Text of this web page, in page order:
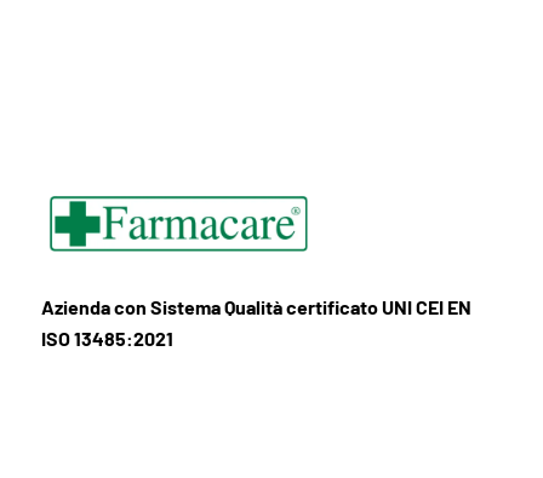
Azienda con Sistema Qualità certificato UNI CEI EN
ISO 13485:2021